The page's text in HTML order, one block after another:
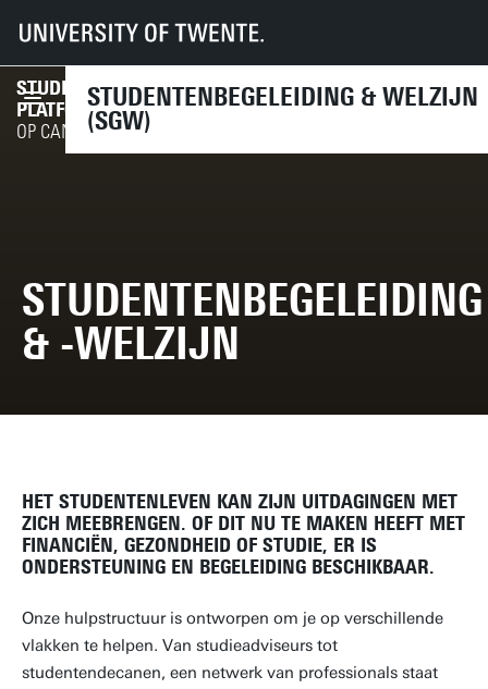
STUDENTENBEGELEIDING & WELZIJN
(SGW)
UT Diensten CES SGW
STUDENTENBEGELEIDING
& -WELZIJN
STUDENTENWELZIJN
PLATFORM
OP CANVAS
MELD JE AAN
HET STUDENTENLEVEN KAN ZIJN UITDAGINGEN MET
ZICH MEEBRENGEN. OF DIT NU TE MAKEN HEEFT MET
FINANCIËN, GEZONDHEID OF STUDIE, ER IS
ONDERSTEUNING EN BEGELEIDING BESCHIKBAAR.
Onze hulpstructuur is ontworpen om je op verschillende
vlakken te helpen. Van studieadviseurs tot
studentendecanen, een netwerk van professionals staat